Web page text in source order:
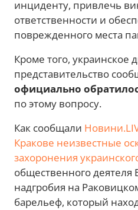
инциденту, привлечь
ответственности и
поврежденного места
Кроме того, украинское
представительство
официально
по этому вопросу.
Как сообщали
Кракове неизвестные
захоронения
общественного деятеля
надгробия на
барельеф, который